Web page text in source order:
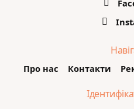
Про нас Контакти